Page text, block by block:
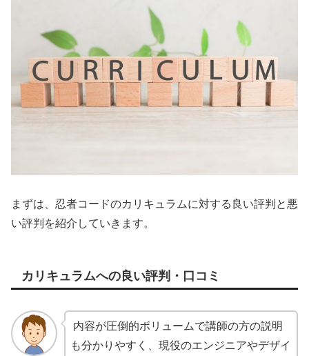
まずは、忍者コードのカリキュラムに対する良い評判と悪
い評判を紹介していきます。
カリキュラムへの良い評判・口コミ
内容が圧倒的ボリュームで講師の方の説明
も分かりやすく、現役のエンジニアやデザイ